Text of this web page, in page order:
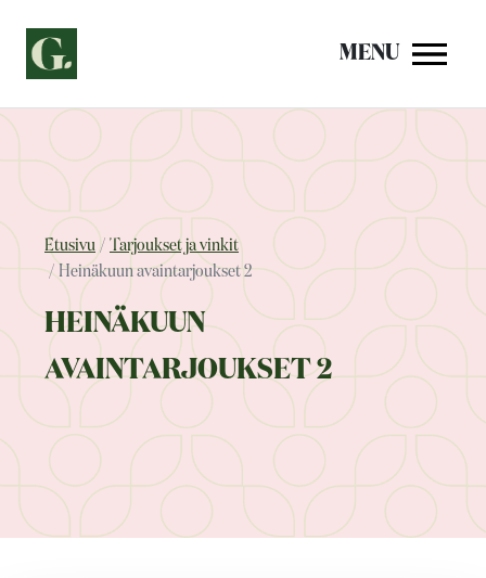
sisältöön
MENU
Etusivu
Tarjoukset ja vinkit
Heinäkuun avaintarjoukset 2
HEINÄKUUN
AVAINTARJOUKSET 2